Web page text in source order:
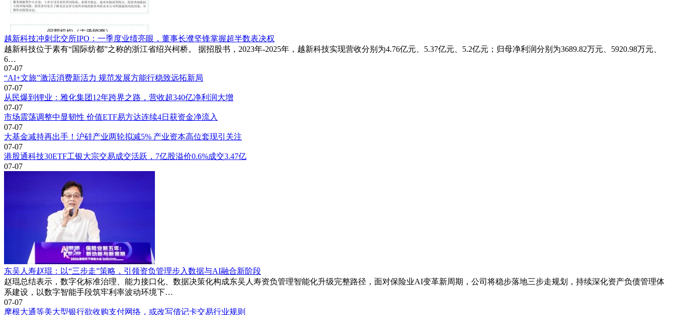
越新科技冲刺北交所IPO：一季度业绩亮眼，董事长濮坚锋掌握超半数表决权
越新科技位于素有“国际纺都”之称的浙江省绍兴柯桥。 据招股书，2023年-2025年，越新科技实现营收分别为4.76亿元、5.37亿元、5.2亿元；归母净利润分别为3689.82万元、5920.98万元、
6…
07-07
“AI+文旅”激活消费新活力 规范发展方能行稳致远拓新局
07-07
从民爆到锂业：雅化集团12年跨界之路，营收超340亿净利润大增
07-07
市场震荡调整中显韧性 价值ETF易方达连续4日获资金净流入
07-07
大基金减持再出手！沪硅产业两轮拟减5% 产业资本高位套现引关注
07-07
港股通科技30ETF工银大宗交易成交活跃，7亿股溢价0.6%成交3.47亿
07-07
东吴人寿赵琨：以“三步走”策略，引领资负管理步入数据与AI融合新阶段
赵琨总结表示，数字化标准治理、能力接口化、数据决策化构成东吴人寿资负管理智能化升级完整路径，面对保险业AI变革新周期，公司将稳步落地三步走规划，持续深化资产负债管理体
系建设，以数字智能手段筑牢利率波动环境下…
07-07
摩根大通等美大型银行欲收购支付网络，或改写借记卡交易行业规则